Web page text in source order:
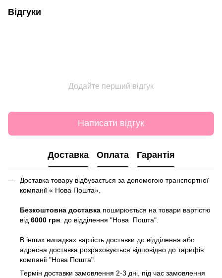
Відгуки
Додайте перший відгук
Написати відгук
Доставка Оплата Гарантія
Доставка товару відбувається за допомогою транспортної
компанії « Нова Пошта».
Безкоштовна доставка поширюється на товари вартістю
від 6000 грн . до відділення "Нова Пошта".
В інших випадках вартість доставки до відділення або
адресна доставка розраховується відповідно до тарифів
компанії "Нова Пошта".
Термін доставки замовлення 2-3 дні, під час замовлення